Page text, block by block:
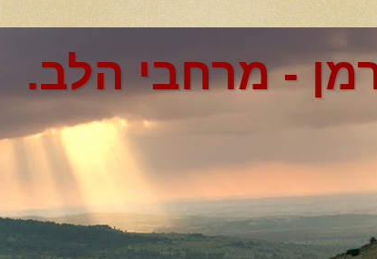
- מרחבי הלב.